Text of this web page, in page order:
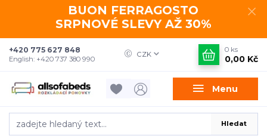
BUON FERRAGOSTO
SRPNOVÉ SLEVY AŽ 30%
Menu
CZK
Hledat
+420 775 627 848
English: +420 737 380 990
0 ks
0,00 Kč